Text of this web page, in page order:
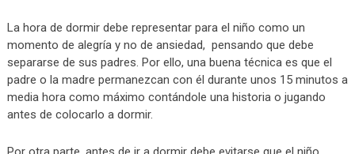
La hora de dormir debe representar para el niño como un
momento de alegría y no de ansiedad, pensando que debe
separarse de sus padres. Por ello, una buena técnica es que el
padre o la madre permanezcan con él durante unos 15 minutos a
media hora como máximo contándole una historia o jugando
antes de colocarlo a dormir.